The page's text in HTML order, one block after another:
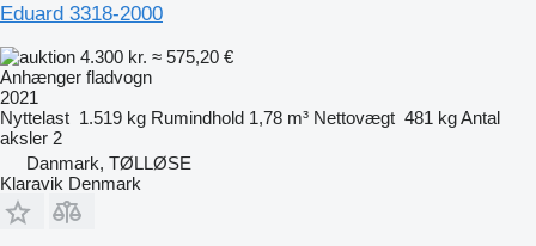
Eduard 3318-2000
4.300 kr. ≈ 575,20 €
Anhænger fladvogn
2021
Nyttelast 1.519 kg Rumindhold 1,78 m³ Nettovægt 481 kgAntal
aksler 2
Danmark, TØLLØSE
Klaravik Denmark